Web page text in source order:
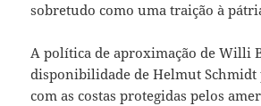
sobretudo como uma traição à
A política de aproximação de Willi
disponibilidade de Helmut Schmidt
com as costas protegidas pelos